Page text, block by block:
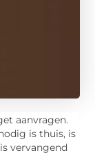
aanvragen.
is thuis, is
vervangend